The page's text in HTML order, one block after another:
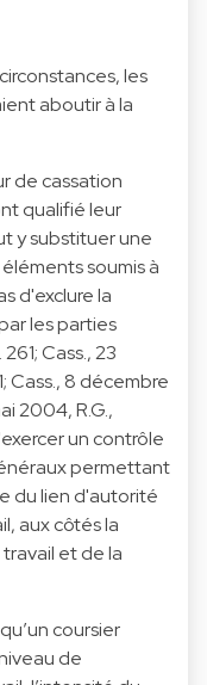
les
aboutir à la
de cassation
qualifié leur
y substituer une
soumis à
d'exclure la
les parties
Cass., 23
Cass., 8 décembre
2004, R.G.,
un contrôle
permettant
du lien d'autorité
aux côtés la
et de la
coursier
de